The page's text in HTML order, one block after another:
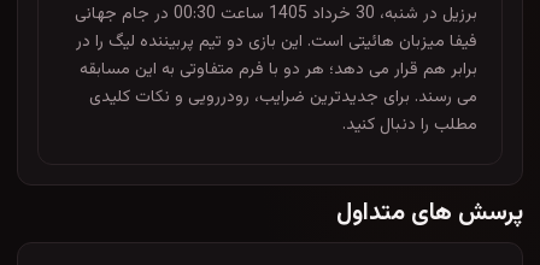
برزیل در شنبه، 30 خرداد 1405 ساعت 00:30 در جام جهانی
فیفا میزبان هائیتی است. این بازی دو تیم پربیننده لیگ را در
برابر هم قرار می دهد؛ هر دو با فرم متفاوتی به این مسابقه
می رسند. برای جدیدترین ضرایب، رودررویی و نکات کلیدی
مطلب را دنبال کنید.
پرسش های متداول